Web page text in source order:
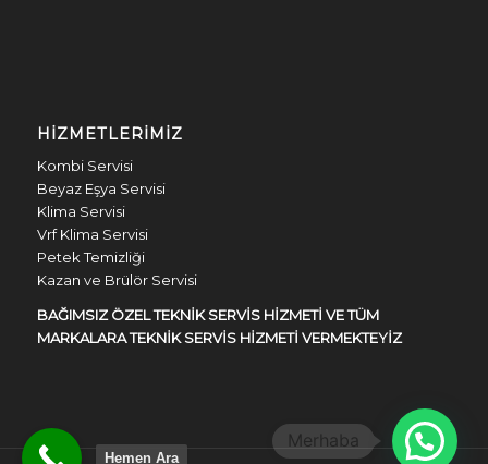
HIZMETLERIMIZ
Kombi Servisi
Beyaz Eşya Servisi
Klima Servisi
Vrf Klima Servisi
Petek Temizliği
Kazan ve Brülör Servisi
BAĞIMSIZ ÖZEL TEKNİK SERVİS HİZMETİ VE TÜM
MARKALARA TEKNİK SERVİS HİZMETİ VERMEKTEYİZ
Hemen Ara